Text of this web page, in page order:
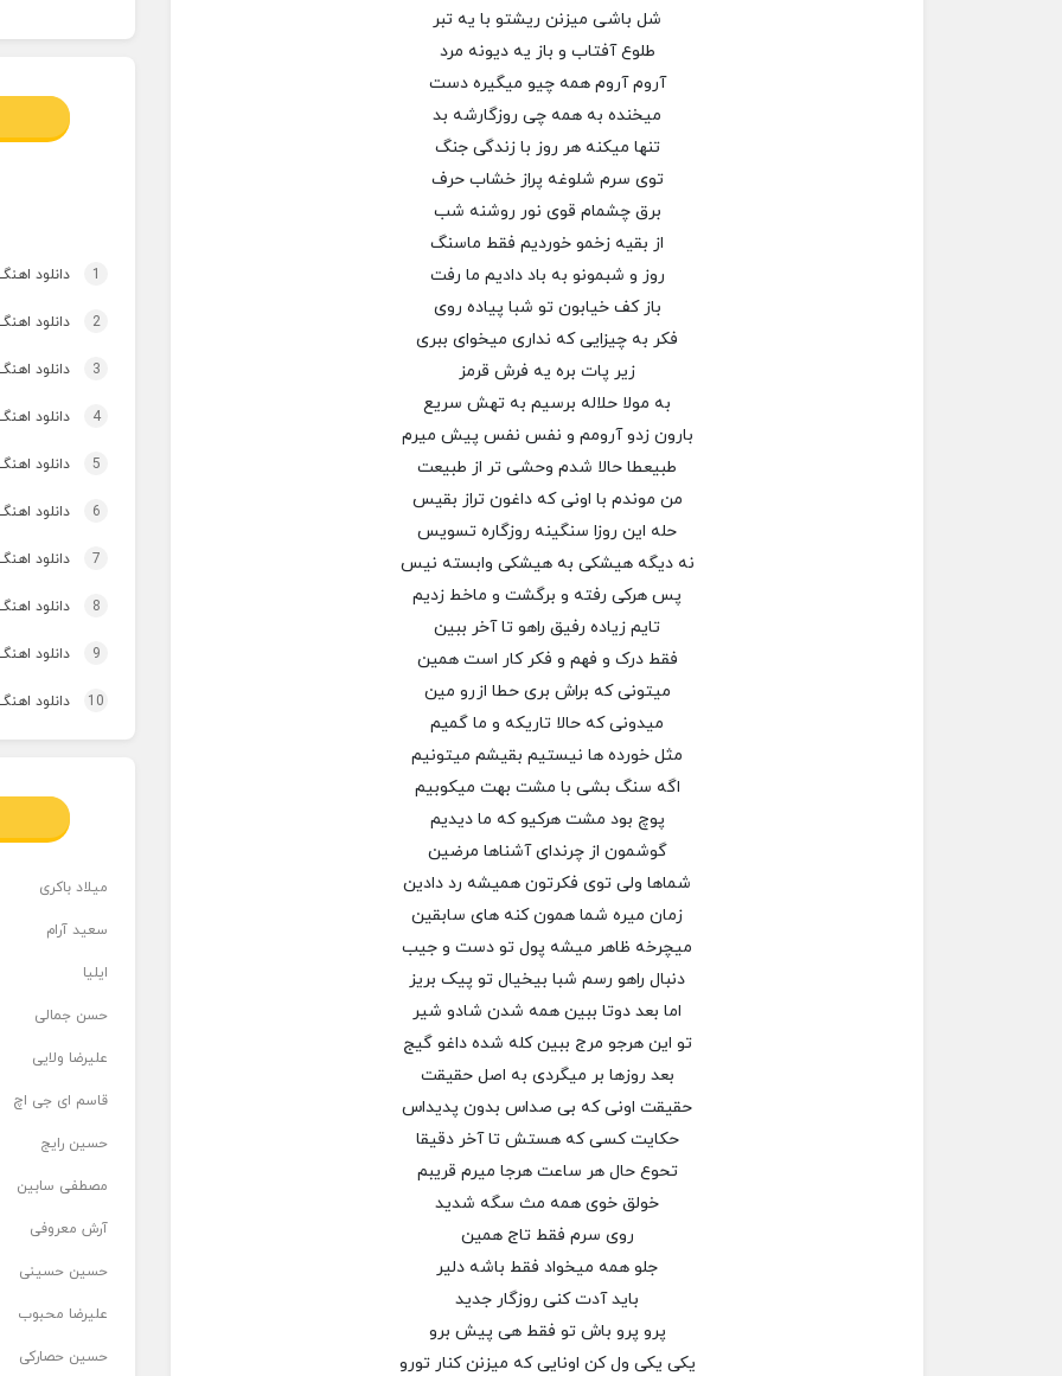
شل باشی میزنن ریشتو با یه تبر
طلوع آفتاب و باز یه دیونه مرد
آروم آروم همه چیو میگیره دست
میخنده به همه چی روزگارشه بد
تنها میکنه هر روز با زندگی جنگ
توی سرم شلوغه پراز خشاب حرف
برق چشمام قوی نور روشنه شب
از بقیه زخمو خوردیم فقط ماسنگ
روز و شبمونو به باد دادیم ما رفت
باز کف خیابون تو شبا پیاده روی
فکر به چیزایی که نداری میخوای ببری
زیر پات بره یه فرش قرمز
به مولا حلاله برسیم به تهش سریع
بارون زدو آرومم و نفس نفس پیش میرم
طبیعطا حالا شدم وحشی تر از طبیعت
من موندم با اونی که داغون تراز بقیس
حله این روزا سنگینه روزگاره تسویس
نه دیگه هیشکی به هیشکی وابسته نیس
پس هرکی رفته و برگشت و ماخط زدیم
تایم زیاده رفیق راهو تا آخر ببین
فقط درک و فهم و فکر کار است همین
میتونی که براش بری حطا ازرو مین
میدونی که حالا تاریکه و ما گمیم
مثل خورده ها نیستیم بقیشم میتونیم
اگه سنگ بشی با مشت بهت میکوبیم
پوچ بود مشت هرکیو که ما دیدیم
گوشمون از چرندای آشناها مرضین
شماها ولی توی فکرتون همیشه رد دادین
زمان میره شما همون کنه های سابقین
میچرخه ظاهر میشه پول تو دست و جیب
دنبال راهو رسم شبا بیخیال تو پیک بریز
اما بعد دوتا ببین همه شدن شادو شیر
تو این هرجو مرج ببین کله شده داغو گیج
بعد روزها بر میگردی به اصل حقیقت
حقیقت اونی که بی صداس بدون پدیداس
حکایت کسی که هستش تا آخر دقیقا
تحوع حال هر ساعت هرجا میرم قریبم
خولق خوی همه مث سگه شدید
روی سرم فقط تاج همین
جلو همه میخواد فقط باشه دلیر
باید آدت کنی روزگار جدید
پرو پرو باش تو فقط هی پیش برو
یکی یکی ول کن اونایی که میزنن کنار تورو
1 دانلود اهنگ تاپ و
2 دانلود
3 دانلود اهنگ برنو
4 دانلود
5 دانلود
6 دانلود
7 دانلود
8 دانلود
9 دانلود
10 دانلود
میلاد باکری
سعید آرام
ایلیا
حسن جمالی
علیرضا ولایی
قاسم ای جی اچ
حسین رایج
مصطفی سابین
آرش معروفی
حسین حسینی
علیرضا محبوب
حسین حصارکی